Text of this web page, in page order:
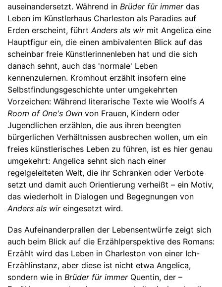
auseinandersetzt. Während in Brüder für immerdas
Leben im Künstlerhaus Charleston als Paradies auf
Erden erscheint, führt Anders als wirmit Angelica eine
Hauptfigur ein, die einen ambivalenten Blick auf das
scheinbar freie Künstlerinnenleben hat und die sich
danach sehnt, auch das 'normale' Leben
kennenzulernen. Kromhout erzählt insofern eine
Selbstfindungsgeschichte unter umgekehrten
Vorzeichen: Während literarische Texte wie Woolfs A
Room of One's Own von Frauen, Kindern oder
Jugendlichen erzählen, die aus ihren beengten
bürgerlichen Verhältnissen ausbrechen wollen, um ein
freies künstlerisches Leben zu führen, ist es hier genau
umgekehrt: Angelica sehnt sich nach einer
regelgeleiteten Welt, die ihr Schranken oder Verbote
setzt und damit auch Orientierung verheißt – ein Motiv,
das wiederholt in Dialogen und Begegnungen von
Anders als wireingesetzt wird.
Das Aufeinanderprallen der Lebensentwürfe zeigt sich
auch beim Blick auf die Erzählperspektive des Romans:
Erzählt wird das Leben in Charleston von einer Ich-
Erzählinstanz, aber diese ist nicht etwa Angelica,
sondern wie in Brüder für immerQuentin, der –